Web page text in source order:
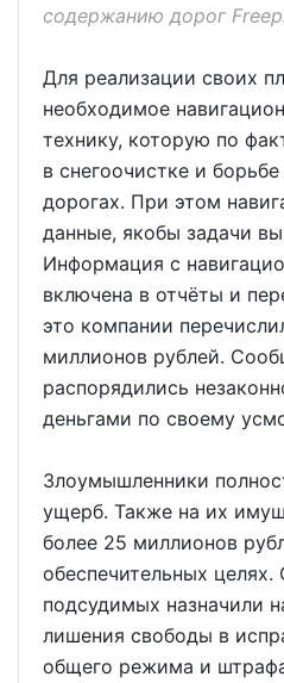
содержанию дорог
Для реализации своих
необходимое
технику, которую по
в снегоочистке и
дорогах. При этом
данные, якобы задачи
Информация с
включена в отчёты и
это компании
миллионов рублей.
распорядились
деньгами по своему
Злоумышленники
ущерб. Также на их
более 25 миллионов
обеспечительных
подсудимых назначили
лишения свободы в
общего режима и